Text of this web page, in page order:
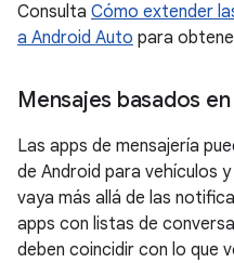
Consulta Cómo extender
a Android Auto para
Mensajes basados
Las apps de mensajería
de Android para vehículos
vaya más allá de las
apps con listas de
deben coincidir con lo que